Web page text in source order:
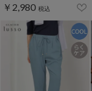
￥2,980 税込